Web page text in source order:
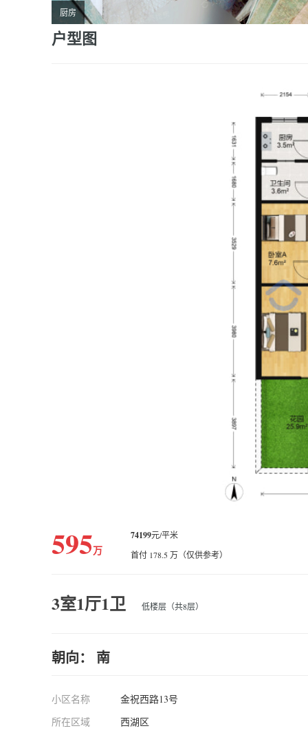
厨房
户型图
595万
74199元/平米
首付 178.5 万（仅供参考）
3室1厅1卫 低楼层（共8层）
朝向： 南
小区名称
金祝西路13号
所在区域
西湖区